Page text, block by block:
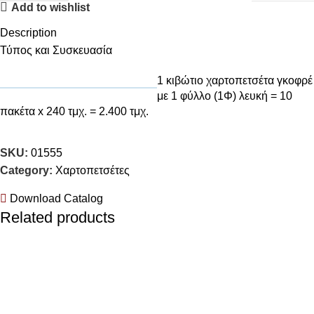
Add to wishlist
Description
Τύπος και Συσκευασία
1 κιβώτιο χαρτοπετσέτα γκοφρέ
με 1 φύλλο (1Φ) λευκή = 10
πακέτα x 240 τμχ. = 2.400 τμχ.
SKU: 01555
Category: Χαρτοπετσέτες
Download Catalog
Related products